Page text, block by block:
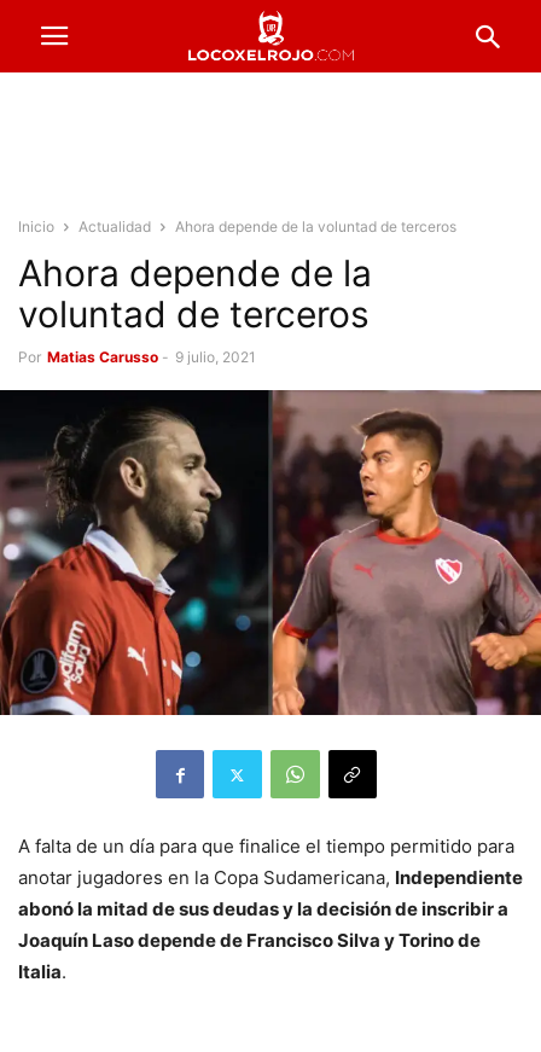
Inicio Actualidad Ahora depende de la voluntad de terceros
Ahora depende de la
voluntad de terceros
Por Matias Carusso - 9 julio, 2021
A falta de un día para que finalice el tiempo permitido para
anotar jugadores en la Copa Sudamericana, Independiente
abonó la mitad de sus deudas y la decisión de inscribir a
Joaquín Laso depende de Francisco Silva y Torino de
Italia.